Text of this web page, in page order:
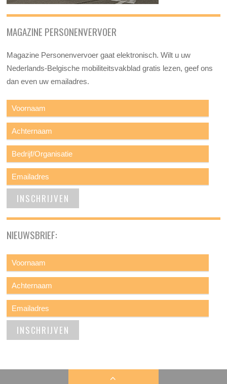
MAGAZINE PERSONENVERVOER
Magazine Personenvervoer gaat elektronisch. Wilt u uw
Nederlands-Belgische mobiliteitsvakblad gratis lezen, geef ons
dan even uw emailadres.
NIEUWSBRIEF: